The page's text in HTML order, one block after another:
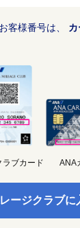
客様番号は、
ブカード ANA
ージクラブに